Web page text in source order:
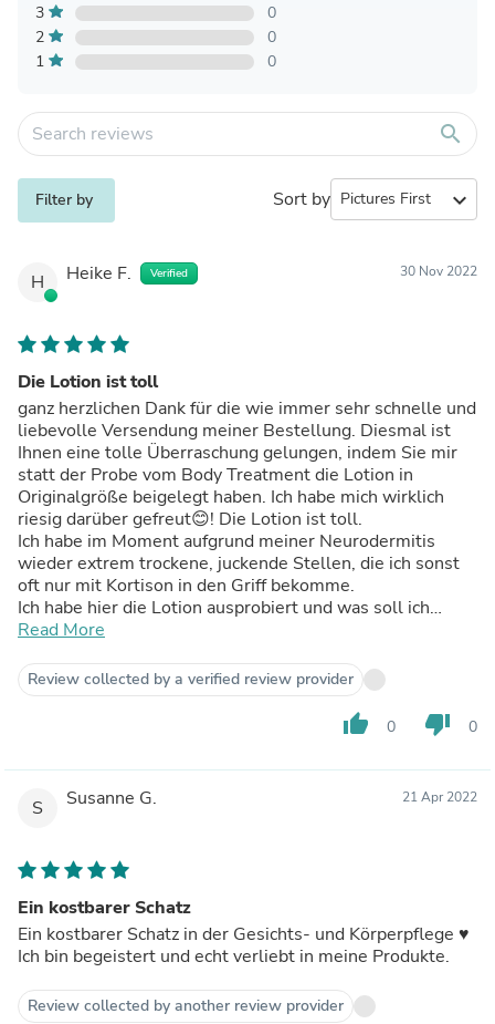
3
0
2
0
1
0
search
Filter by Sort by expand_more
H Heike F. Verified 30 Nov 2022
Die Lotion ist toll
ganz herzlichen Dank für die wie immer sehr schnelle und
liebevolle Versendung meiner Bestellung. Diesmal ist
Ihnen eine tolle Überraschung gelungen, indem Sie mir
statt der Probe vom Body Treatment die Lotion in
Originalgröße beigelegt haben. Ich habe mich wirklich
riesig darüber gefreut😊! Die Lotion ist toll.
Ich habe im Moment aufgrund meiner Neurodermitis
wieder extrem trockene, juckende Stellen, die ich sonst
oft nur mit Kortison in den Griff bekomme.
Ich habe hier die Lotion ausprobiert und was soll ich
sagen....es wurde sofort besser und die Stellen sind
super Produkt aus Ihrem Hause.
Ganz lieben Dank für dieses Geschenk! Sie haben mir
passend zu meinem Geburtstag eine große Freude
Read More
Review collected by a verified review provider
thumb_up 0 thumb_down 0
S Susanne G. 21 Apr 2022
Ein kostbarer Schatz
Ein kostbarer Schatz in der Gesichts- und Körperpflege ♥️
Ich bin begeistert und echt verliebt in meine Produkte.
Review collected by another review provider